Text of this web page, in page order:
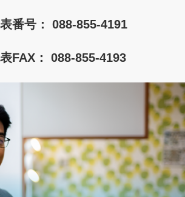
番号：088-855-4191
FAX： 088-855-4193